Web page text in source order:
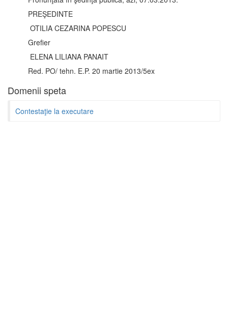
PREŞEDINTE
OTILIA CEZARINA POPESCU
Grefier
ELENA LILIANA PANAIT
Red. PO/ tehn. E.P. 20 martie 2013/5ex
Domenii speta
Contestaţie la executare